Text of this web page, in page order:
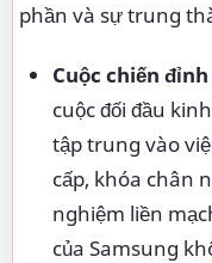
phần và sự trung
Cuộc chiến
cuộc đối đầu
tập trung vào
cấp, khóa chân
nghiệm liền
của Samsung